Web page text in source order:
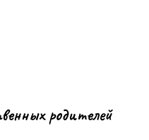
родителей